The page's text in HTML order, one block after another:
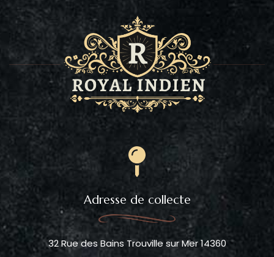
Adresse de collecte
32 Rue des Bains Trouville sur Mer 14360